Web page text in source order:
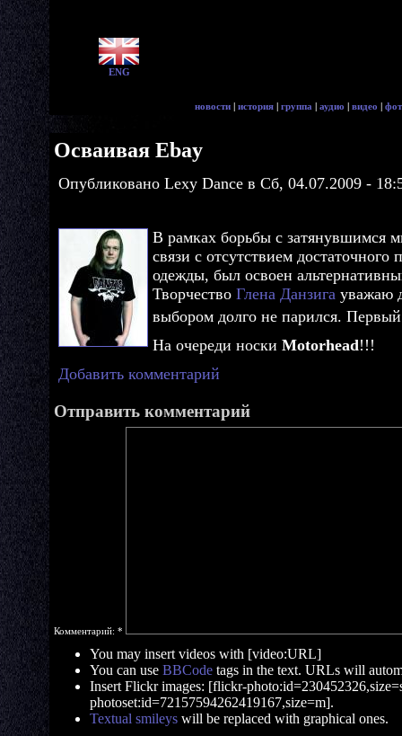
ENG
новости | история | группа | аудио | видео |
Осваивая Ebay
Опубликовано Lexy Dance в Сб, 04.07.2009 -
В рамках борьбы с затянувшимся
связи с отсутствием
одежды, был освоен
Творчество Глена Данзига уважаю
выбором долго не парился.
На очереди носки Motorhead!!!
Добавить комментарий
Отправить комментарий
Комментарий: *
You may insert videos with [video:URL]
You can use BBCode tags in the text. URLs will
Insert Flickr images: [flickr-
photoset:id=72157594262419167,size=m].
Textual smileys will be replaced with graphical ones.